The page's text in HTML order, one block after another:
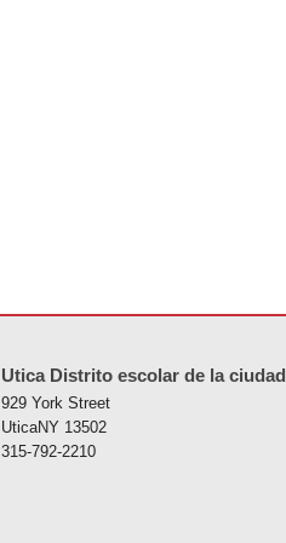
Utica Distrito escolar de la ciudad
929 York Street
UticaNY 13502
315-792-2210